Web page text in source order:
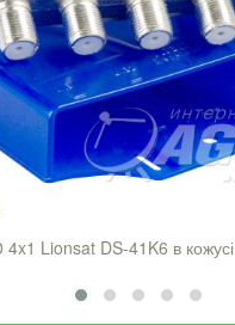
4x1 Lionsat DS-41K6 в кожусі